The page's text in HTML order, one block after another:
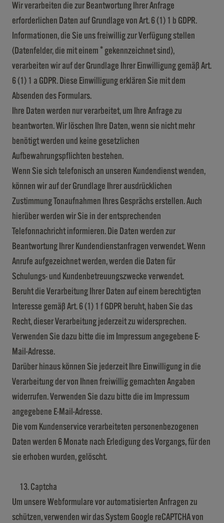
Wir verarbeiten die zur Beantwortung Ihrer Anfrage
erforderlichen Daten auf Grundlage von Art. 6 (1) 1 b GDPR.
Informationen, die Sie uns freiwillig zur Verfügung stellen
(Datenfelder, die mit einem * gekennzeichnet sind),
verarbeiten wir auf der Grundlage Ihrer Einwilligung gemäß Art.
6 (1) 1 a GDPR. Diese Einwilligung erklären Sie mit dem
Absenden des Formulars.
Ihre Daten werden nur verarbeitet, um Ihre Anfrage zu
beantworten. Wir löschen Ihre Daten, wenn sie nicht mehr
benötigt werden und keine gesetzlichen
Aufbewahrungspflichten bestehen.
Wenn Sie sich telefonisch an unseren Kundendienst wenden,
können wir auf der Grundlage Ihrer ausdrücklichen
Zustimmung Tonaufnahmen Ihres Gesprächs erstellen. Auch
hierüber werden wir Sie in der entsprechenden
Telefonnachricht informieren. Die Daten werden zur
Beantwortung Ihrer Kundendienstanfragen verwendet. Wenn
Anrufe aufgezeichnet werden, werden die Daten für
Schulungs- und Kundenbetreuungszwecke verwendet.
Beruht die Verarbeitung Ihrer Daten auf einem berechtigten
Interesse gemäß Art. 6 (1) 1 f GDPR beruht, haben Sie das
Recht, dieser Verarbeitung jederzeit zu widersprechen.
Verwenden Sie dazu bitte die im Impressum angegebene E-
Mail-Adresse.
Darüber hinaus können Sie jederzeit Ihre Einwilligung in die
Verarbeitung der von Ihnen freiwillig gemachten Angaben
widerrufen. Verwenden Sie dazu bitte die im Impressum
angegebene E-Mail-Adresse.
Die vom Kundenservice verarbeiteten personenbezogenen
Daten werden 6 Monate nach Erledigung des Vorgangs, für den
sie erhoben wurden, gelöscht.
Captcha
Um unsere Webformulare vor automatisierten Anfragen zu
schützen, verwenden wir das System Google reCAPTCHA von